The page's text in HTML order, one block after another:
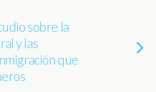
sobre la
y las
que